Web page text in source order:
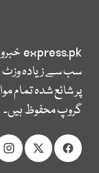
express.pk
سب سے زیادہ
پر شائع شدہ تمام
گروپ محفوظ ہیں۔